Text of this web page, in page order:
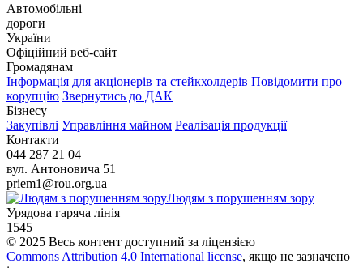
Автомобільні
дороги
України
Офіційний веб‑сайт
Громадянам
Інформація для акціонерів та стейкхолдерів Повідомити про
корупцію Звернутись до ДАК
Бізнесу
Закупівлі Управління майном Реалізація продукції
Контакти
044 287 21 04
вул. Антоновича 51
priem1@rou.org.ua
Людям з порушенням зору
Урядова гаряча лінія
1545
© 2025 Весь контент доступний за ліцензією
Commons Attribution 4.0 International license, якщо не зазначено